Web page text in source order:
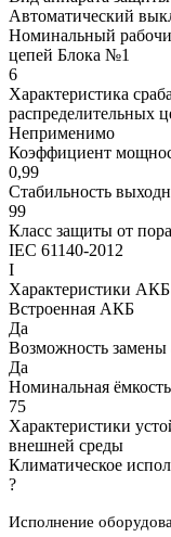
Автоматический
Номинальный
цепей Блока №1
6
Характеристика
распределительных
Неприменимо
Коэффициент
0,99
Стабильность
99
Класс защиты от
IEC 61140-2012
I
Характеристики АКБ
Встроенная АКБ
Да
Возможность замены
Да
Номинальная
75
Характеристики
внешней среды
Климатическое
?
Исполнение